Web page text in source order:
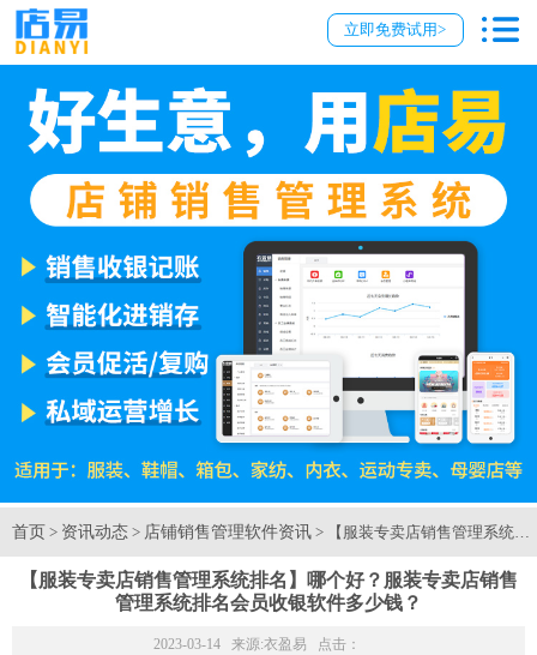
立即免费试用>
首页 > 资讯动态 > 店铺销售管理软件资讯 > 【服装专卖店销售管理系统
【服装专卖店销售管理系统排名】哪个好？服装专卖店销售
管理系统排名会员收银软件多少钱？
2023-03-14 来源:衣盈易 点击：